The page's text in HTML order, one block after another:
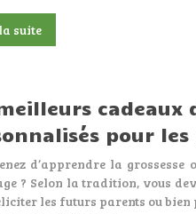
suite
cadeaux
pour
d’apprendre la grossesse
? Selon la tradition, vous
les futurs parents ou bien